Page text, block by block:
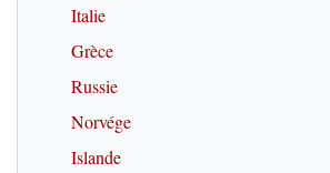
Italie
Grèce
Russie
Norvége
Islande